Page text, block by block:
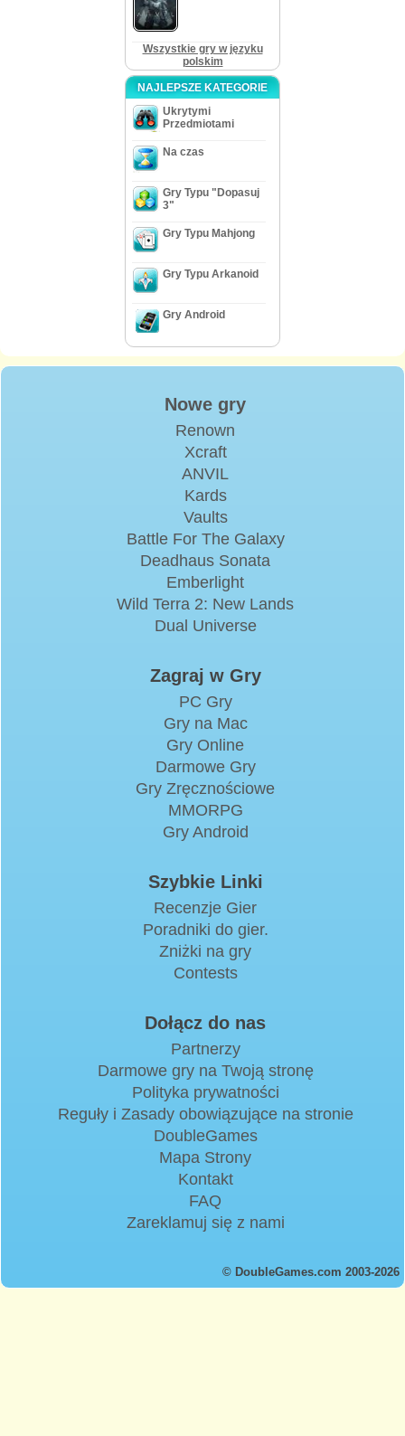
Wszystkie gry w języku
polskim
NAJLEPSZE KATEGORIE
Ukrytymi
Przedmiotami
Na czas
Gry Typu "Dopasuj
3"
Gry Typu Mahjong
Gry Typu Arkanoid
Gry Android
Nowe gry
Renown
Xcraft
ANVIL
Kards
Vaults
Battle For The Galaxy
Deadhaus Sonata
Emberlight
Wild Terra 2: New Lands
Dual Universe
Zagraj w Gry
PC Gry
Gry na Mac
Gry Online
Darmowe Gry
Gry Zręcznościowe
MMORPG
Gry Android
Szybkie Linki
Recenzje Gier
Poradniki do gier.
Zniżki na gry
Contests
Dołącz do nas
Partnerzy
Darmowe gry na Twoją stronę
Polityka prywatności
Reguły i Zasady obowiązujące na stronie
DoubleGames
Mapa Strony
Kontakt
FAQ
Zareklamuj się z nami
© DoubleGames.com 2003-2026